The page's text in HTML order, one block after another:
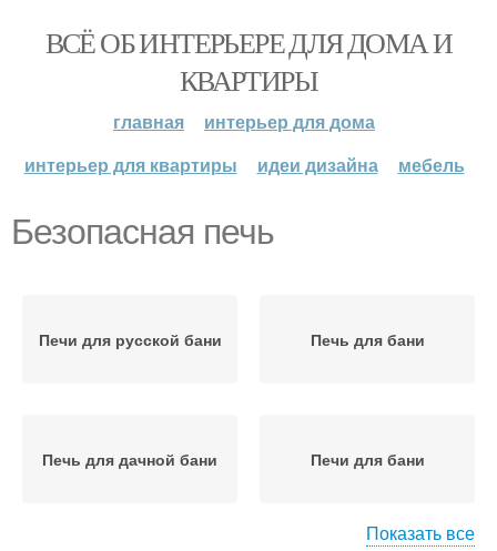
ВСЁ ОБ ИНТЕРЬЕРЕ ДЛЯ ДОМА И
КВАРТИРЫ
главная
интерьер для дома
интерьер для квартиры
идеи дизайна мебель
Безопасная печь
Печи для русской бани Печь для бани
Печь для дачной бани Печи для бани
Показать все